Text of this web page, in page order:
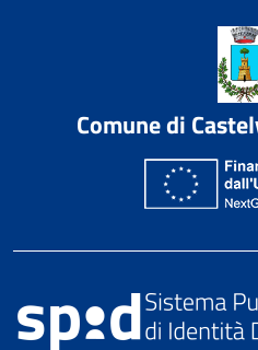
Comune di